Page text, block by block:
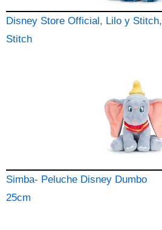
Disney Store Official, Lilo y Stitch,
Stitch
Simba- Peluche Disney Dumbo
25cm